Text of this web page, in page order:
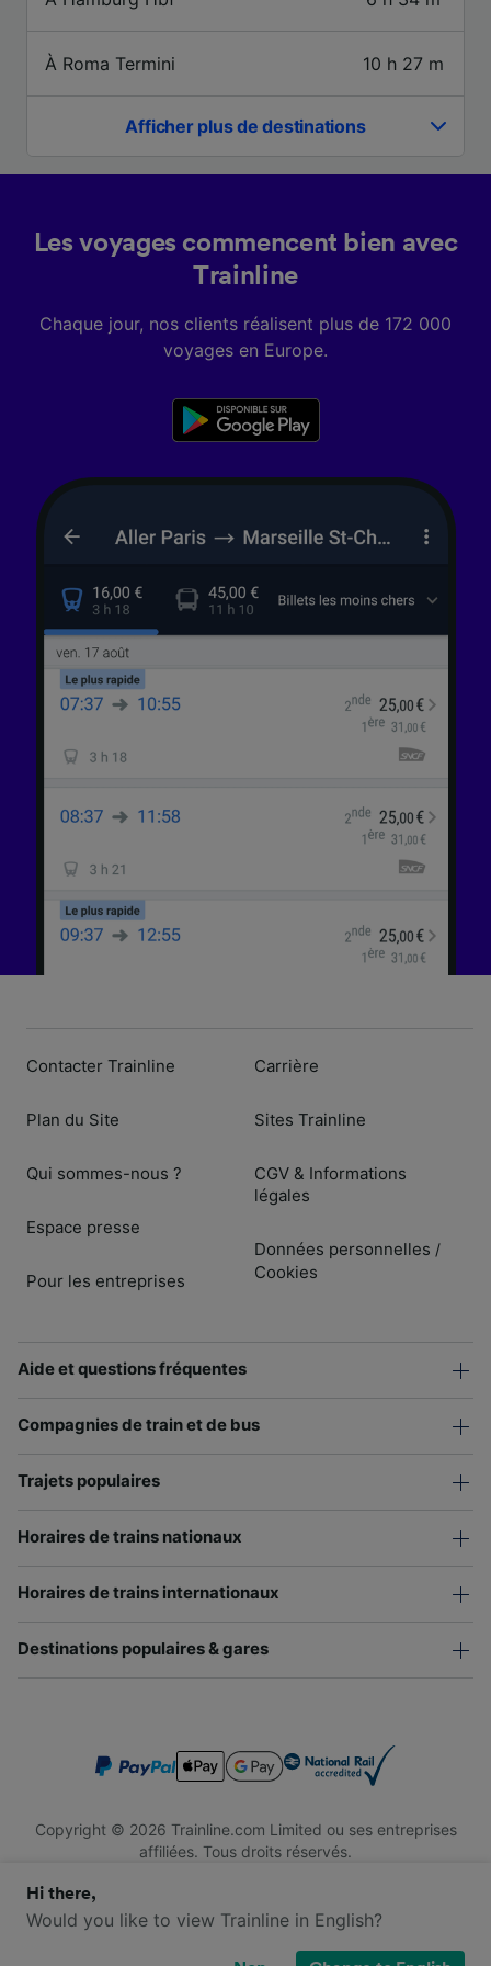
À Roma Termini 10 h 27 m
Afficher plus de destinations
Les voyages commencent bien avec
Trainline
Chaque jour, nos clients réalisent plus de 172 000
voyages en Europe.
Contacter Trainline
Plan du Site
Qui sommes-nous ?
Espace presse
Pour les entreprises
Carrière
Sites Trainline
CGV & Informations
légales
Données personnelles /
Cookies
Aide et questions fréquentes
Compagnies de train et de bus
Trajets populaires
Horaires de trains nationaux
Horaires de trains internationaux
Destinations populaires & gares
Copyright © 2026 Trainline.com Limited ou ses entreprises
affiliées. Tous droits réservés.
de Galles. Numéro d'immatriculation : 3846791. Siège social : 1
Stonecutter St, London EC4A 4AH, Royaume-Uni. Numéro de
Hi there,
Would you like to view Trainline in English?
finalités suivantes :
Utiliser des données de géolocalisation
précises. Analyser activement les
l’identification. Stocker et/ou accéder à des
informations sur un appareil. Publicités et
Liste de nos partenaires (fournisseurs)